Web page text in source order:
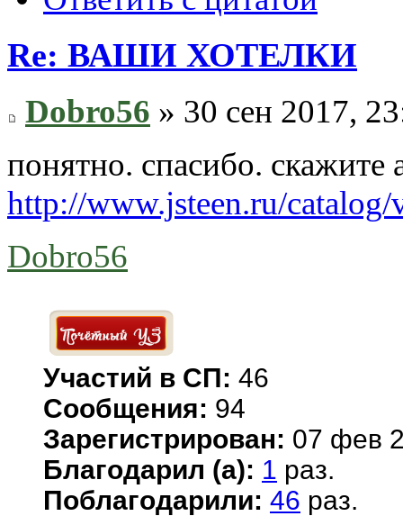
Re: ВАШИ ХОТЕЛКИ
Dobro56 » 30 сен 2017,
понятно. спасибо. скажите
http://www.jsteen.ru/catalog/
Dobro56
Участий в СП: 46
Сообщения: 94
Зарегистрирован: 07 фев
Благодарил (а): 1 раз.
Поблагодарили: 46 раз.